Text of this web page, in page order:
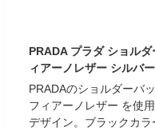
PRADA プラダ ショル
ィアーノレザー シルバ
PRADAのショルダーバ
フィアーノレザー を使
デザイン。ブラックカ